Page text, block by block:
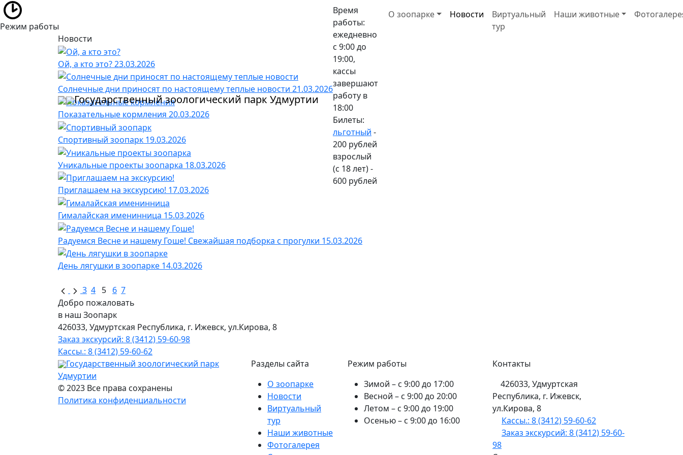
Государственный зоологический парк Удмуртии
Время
работы:
ежедневно
с 9:00 до
19:00,
кассы
завершают
работу в
18:00
Билеты:
льготный -
200 рублей
взрослый
(с 18 лет) -
600 рублей
О зоопарке Новости
Виртуальный
тур
Наши животные
Режим работы
Новости
Ой, а кто это?23.03.2026
Солнечные дни приносят по настоящему теплые новости 21.03.2026
Показательные кормления 20.03.2026
Спортивный зоопарк 19.03.2026
Уникальные проекты зоопарка 18.03.2026
Приглашаем на экскурсию! 17.03.2026
Гималайская именинница 15.03.2026
Радуемся Весне и нашему Гоше! Свежайшая подборка с прогулки 15.03.2026
День лягушки в зоопарке 14.03.2026
3 4 5 6 7
Добро пожаловать
в наш Зоопарк
426033, Удмуртская Республика, г. Ижевск, ул.Кирова, 8
Заказ экскурсий: 8 (3412) 59-60-98
Кассы.: 8 (3412) 59-60-62
Государственный зоологический парк
Удмуртии
© 2023 Все права сохранены
Политика конфиденциальности
Разделы сайта
О зоопарке
Новости
Виртуальный
тур
Наши животные
Фотогалерея
Режим работы
Зимой – с 9:00 до 17:00
Весной – с 9:00 до 20:00
Летом – с 9:00 до 19:00
Осенью – с 9:00 до 16:00
Контакты
426033, Удмуртская
Республика, г. Ижевск,
ул.Кирова, 8
Кассы.: 8 (3412) 59-60-62
Заказ экскурсий: 8 (3412) 59-60-
98